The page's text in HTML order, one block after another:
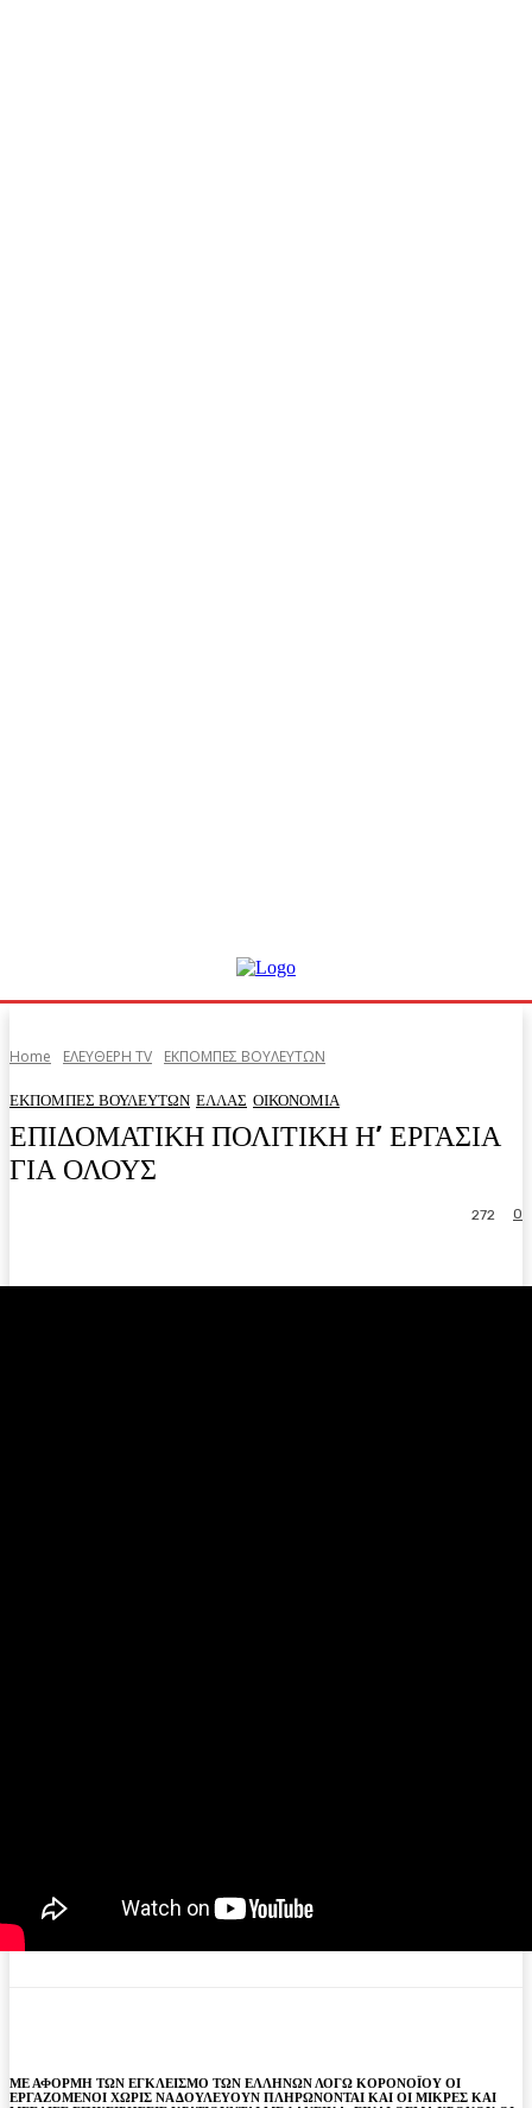
Home ΕΛΕΥΘΕΡΗ ΤV ΕΚΠΟΜΠΕΣ ΒΟΥΛΕΥΤΩΝ
ΕΚΠΟΜΠΕΣ ΒΟΥΛΕΥΤΩΝ ΕΛΛΑΣ ΟΙΚΟΝΟΜΙΑ
ΕΠΙΔΟΜΑΤΙΚΗ ΠΟΛΙΤΙΚΗ Η’ ΕΡΓΑΣΙΑ
ΓΙΑ ΟΛΟΥΣ
0
272
ΜΕ ΑΦΟΡΜΗ ΤΩΝ ΕΓΚΛΕΙΣΜΟ ΤΩΝ ΕΛΛΗΝΩΝ ΛΟΓΩ ΚΟΡΟΝΟΪΟΥ ΟΙ
ΕΡΓΑΖΟΜΕΝΟΙ ΧΩΡΙΣ ΝΑ ΔΟΥΛΕΥΟΥΝ ΠΛΗΡΩΝΟΝΤΑΙ ΚΑΙ ΟΙ ΜΙΚΡΕΣ ΚΑΙ